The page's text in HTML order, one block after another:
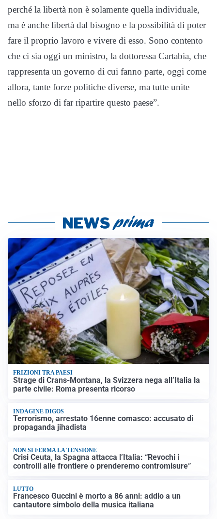
perché la libertà non è solamente quella individuale,
ma è anche libertà dal bisogno e la possibilità di poter
fare il proprio lavoro e vivere di esso. Sono contento
che ci sia oggi un ministro, la dottoressa Cartabia, che
rappresenta un governo di cui fanno parte, oggi come
allora, tante forze politiche diverse, ma tutte unite
nello sforzo di far ripartire questo paese”.
FRIZIONI TRA PAESI
Strage di Crans-Montana, la Svizzera nega all’Italia la
parte civile: Roma presenta ricorso
INDAGINE DIGOS
Terrorismo, arrestato 16enne comasco: accusato di
propaganda jihadista
NON SI FERMA LA TENSIONE
Crisi Ceuta, la Spagna attacca l’Italia: “Revochi i
controlli alle frontiere o prenderemo contromisure”
LUTTO
Francesco Guccini è morto a 86 anni: addio a un
cantautore simbolo della musica italiana